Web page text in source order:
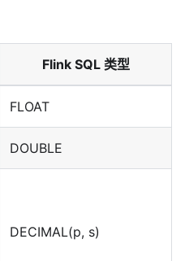
Flink SQL 类型
FLOAT
DOUBLE
DECIMAL(p, s)